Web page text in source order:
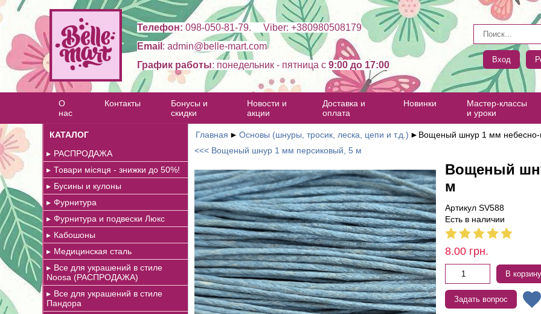
Телефон: 098-050-81-79. Viber: +380980508179
Email : admin@belle-mart.com
График работы: понедельник - пятница c 9:00 до 17:00
Вход
О
нас
Контакты
Бонусы и
скидки
Новости и
акции
Доставка и
оплата
Новинки
Мастер-классы
и уроки
КАТАЛОГ
РАСПРОДАЖА
Товари місяця - знижки до 50%!
Бусины и кулоны
Фурнитура
Фурнитура и подвески Люкс
Кабошоны
Медицинская сталь
Все для украшений в стиле
Noosa (РАСПРОДАЖА)
Все для украшений в стиле
Пандора
Главная ► Основы (шнуры, тросик, леска, цепи и т.д.) ► Вощеный шнур 1 мм небесно-
<<< Вощеный шнур 1 мм персиковый, 5 м
Вощеный
м
Артикул SV588
Есть в наличии
8.00 грн.
В корзину
Задать вопрос